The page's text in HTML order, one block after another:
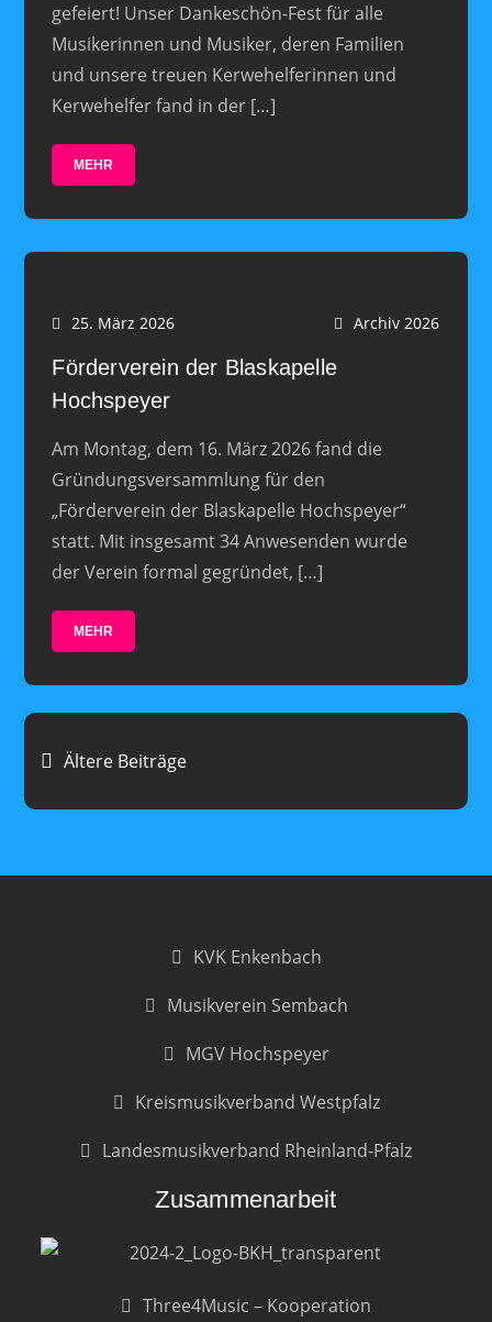
gefeiert! Unser Dankeschön-Fest für alle
Musikerinnen und Musiker, deren Familien
und unsere treuen Kerwehelferinnen und
Kerwehelfer fand in der […]
MEHR
25. März 2026 Archiv 2026
Förderverein der Blaskapelle
Hochspeyer
Am Montag, dem 16. März 2026 fand die
Gründungsversammlung für den
„Förderverein der Blaskapelle Hochspeyer“
statt. Mit insgesamt 34 Anwesenden wurde
der Verein formal gegründet, […]
MEHR
Beitragsnavigation
Ältere Beiträge
KVK Enkenbach
Musikverein Sembach
MGV Hochspeyer
Kreismusikverband Westpfalz
Landesmusikverband Rheinland-Pfalz
Zusammenarbeit
Three4Music – Kooperation